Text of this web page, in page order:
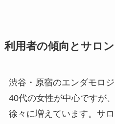
利用者の傾向とサロ
渋谷・原宿のエンダモロ
40代の女性が中心ですが
徐々に増えています。サ